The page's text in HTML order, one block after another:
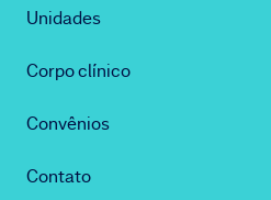
Unidades
Corpo clínico
Convênios
Contato